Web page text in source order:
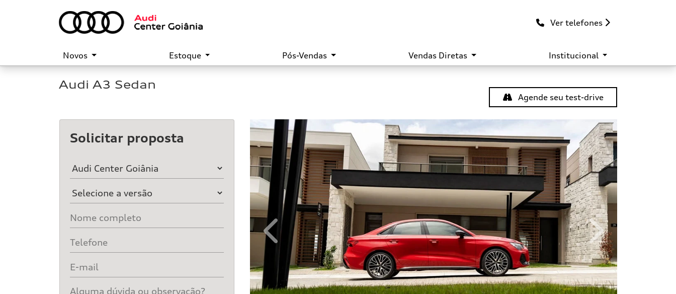
Ver telefones
Novos Estoque Pós-Vendas Vendas Diretas Institucional
Audi A3 Sedan
Agende seu test-drive
Solicitar proposta
Anterior Próximo